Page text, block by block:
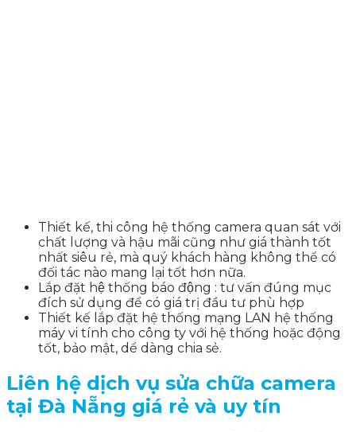
Thiết kế, thi công hệ thống camera quan sát với
chất lượng và hậu mãi cũng như giá thành tốt
nhất siêu rẻ, mà quý khách hàng không thể có
đối tác nào mang lại tốt hơn nữa.
Lắp đặt hệ thống báo động : tư vấn đúng mục
đích sử dụng để có giá trị đầu tư phù hợp
Thiết kế lắp đặt hệ thống mạng LAN hệ thống
máy vi tính cho công ty với hệ thống hoặc động
tốt, bảo mật, dể dàng chia sẻ.
Liên hệ dịch vụ sửa chữa camera
tại Đà Nẵng giá rẻ và uy tín